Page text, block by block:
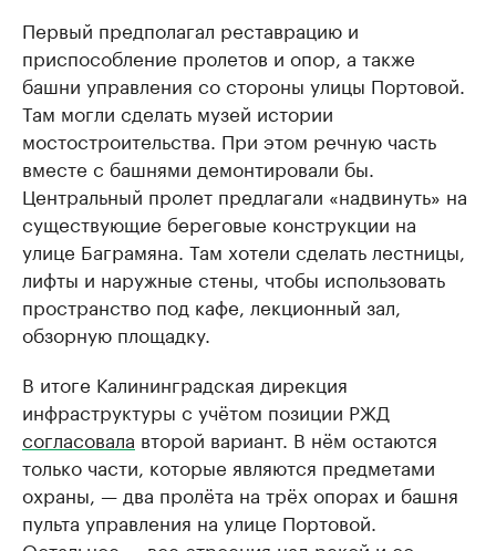
Первый предполагал реставрацию и
приспособление пролетов и опор, а также
башни управления со стороны улицы Портовой.
Там могли сделать музей истории
мостостроительства. При этом речную часть
вместе с башнями демонтировали бы.
Центральный пролет предлагали «надвинуть» на
существующие береговые конструкции на
улице Баграмяна. Там хотели сделать лестницы,
лифты и наружные стены, чтобы использовать
пространство под кафе, лекционный зал,
обзорную площадку.
В итоге Калининградская дирекция
инфраструктуры с учётом позиции РЖД
согласовала второй вариант. В нём остаются
только части, которые являются предметами
охраны, — два пролёта на трёх опорах и башня
пульта управления на улице Портовой.